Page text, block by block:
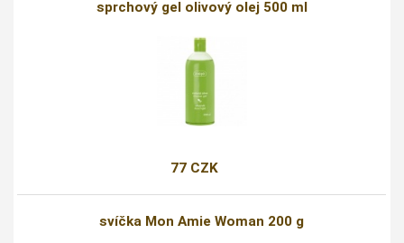
sprchový gel olivový olej 500 ml
77 CZK
svíčka Mon Amie Woman 200 g